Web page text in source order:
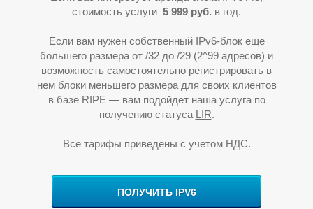
стоимость услуги 5 999 руб. в год.
Если вам нужен собственный IPv6-блок еще
большего размера от /32 до /29 (2^99 адресов) и
возможность самостоятельно регистрировать в
нем блоки меньшего размера для своих клиентов
в базе RIPE —вам подойдет наша услуга по
получению статуса LIR.
Все тарифы приведены с учетом НДС.
ПОЛУЧИТЬ IPV6